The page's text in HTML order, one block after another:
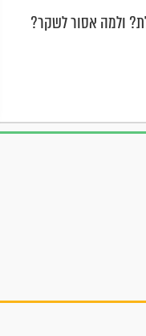
ולמה אסור לשקר?